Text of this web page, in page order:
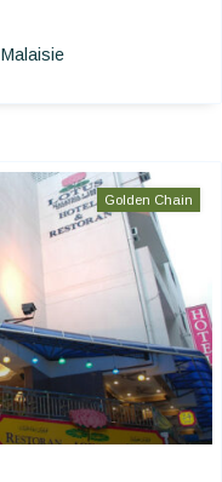
Malaisie
Golden Chain